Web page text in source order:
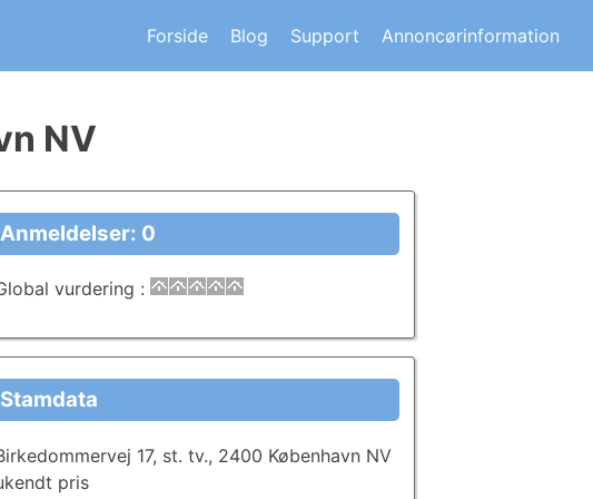
og læs om andre huskøberes oplevelser.
Forside Blog Support Annoncørinformation
NV
Anmeldelser: 0
vurdering :
Stamdata
17, st. tv., 2400 København NV
pris